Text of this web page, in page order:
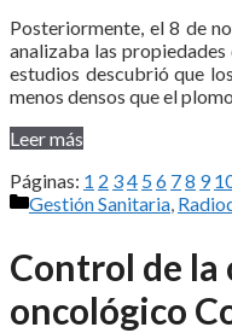
Posteriormente, el 8 de
analizaba las
estudios descubrió que
menos densos que el
Leer más
Páginas: 1 2 34 56 78 9
Categorías
Gestión Sanitaria,
Control de la
oncológico